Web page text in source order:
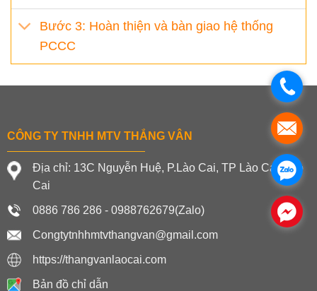
Bước 3: Hoàn thiện và bàn giao hệ thống
PCCC
CÔNG TY TNHH MTV THẮNG VÂN
Địa chỉ: 13C Nguyễn Huệ, P.Lào Cai, TP Lào Cai, Lào
Cai
0886 786 286 - 0988762679(Zalo)
Congtytnhhmtvthangvan@gmail.com
https://thangvanlaocai.com
Bản đồ chỉ dẫn
.
.
.
.